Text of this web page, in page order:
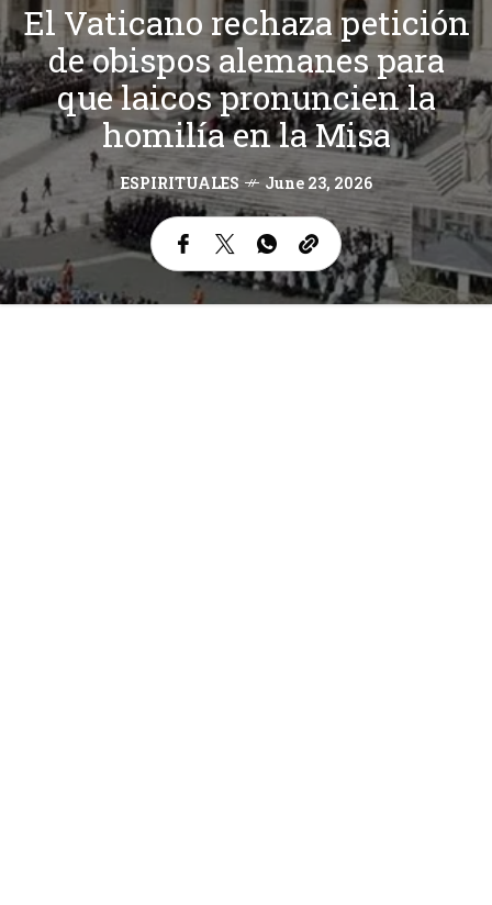
El Vaticano rechaza petición
de obispos alemanes para
que laicos pronuncien la
homilía en la Misa
ESPIRITUALES June 23, 2026